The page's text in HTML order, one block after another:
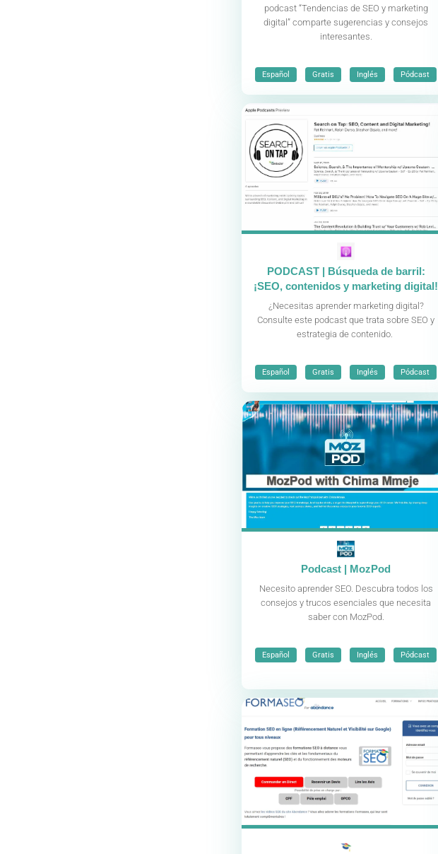
podcast “Tendencias de SEO y marketing
digital” comparte sugerencias y consejos
interesantes.
Español Gratis Inglés Pódcast
PODCAST | Búsqueda de barril:
¡SEO, contenidos y marketing digital!
¿Necesitas aprender marketing digital?
Consulte este podcast que trata sobre SEO y
estrategia de contenido.
Español Gratis Inglés Pódcast
Podcast | MozPod
Necesito aprender SEO. Descubra todos los
consejos y trucos esenciales que necesita
saber con MozPod.
Español Gratis Inglés Pódcast